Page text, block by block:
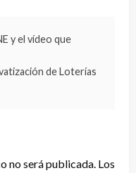
y el vídeo que
de Loterías
no será publicada. Los